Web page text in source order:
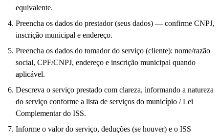
equivalente.
Preencha os dados do prestador (seus dados) — confirme CNPJ,
inscrição municipal e endereço.
Preencha os dados do tomador do serviço (cliente): nome/razão
social, CPF/CNPJ, endereço e inscrição municipal quando
aplicável.
Descreva o serviço prestado com clareza, informando a natureza
do serviço conforme a lista de serviços do município / Lei
Complementar do ISS.
Informe o valor do serviço, deduções (se houver) e o ISS